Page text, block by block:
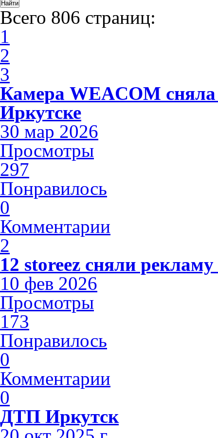
Всего 806 страниц:
1
2
3
Камера WEACOM
Иркутске
30 мар 2026
Просмотры
297
Понравилось
0
Комментарии
2
12 storeez сняли
10 фев 2026
Просмотры
173
Понравилось
0
Комментарии
0
ДТП Иркутск